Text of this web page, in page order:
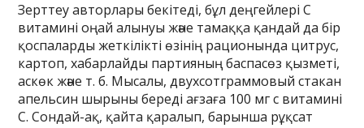
Зерттеу авторлары бекітеді, бұл деңгейлері C
витамині оңай алынуы және тамаққа қандай да бір
қоспаларды жеткілікті өзінің рационында цитрус,
картоп, хабарлайды партияның баспасөз қызметі,
аскөк және т. б. Мысалы, двухсотграммовый стакан
апельсин шырыны береді ағзаға 100 мг с витамині
C. Сондай-ақ, қайта қаралып, барынша рұқсат